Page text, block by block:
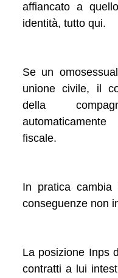
affiancato a
identità, tutto qui.
Se un
unione civile, il
della
fiscale.
In pratica
conseguenze non
La posizione Inps
contratti a lui